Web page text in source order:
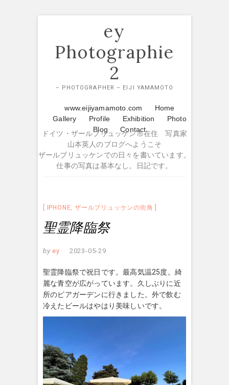
ey
Photographie
2
– PHOTOGRAPHER – EIJI YAMAMOTO
www.eijiyamamoto.com
Home
Gallery
Profile Exhibition
Photo
Blog
Contact
ドイツ・ザールブリュッケン市在住 写真家
山本英人のブログへようこそ
ザールブリュッケンでの日々を書いています。
仕事の写真は基本なし。日記です。
IPHONE,ザールブリュッケンの街角
聖霊降臨祭
by ey 2023-05-29
聖霊降臨祭で祝日です。最高気温25度。綺
麗な青空が広がっています。久しぶりに近
所のビアガーデンに行きました。外で飲む
冷えたビールはやはり美味しいです。